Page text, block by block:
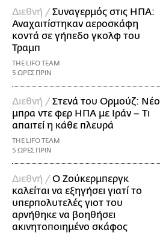
Διεθνή /Συναγερμός στις ΗΠΑ:
Αναχαιτίστηκαν αεροσκάφη
κοντά σε γήπεδο γκολφ του
Τραμπ
THE LIFO TEAM
5 ΩΡΕΣ ΠΡΙΝ
Διεθνή /Στενά του Ορμούζ: Νέο
μπρα ντε φερ ΗΠΑ με Ιράν – Τι
απαιτεί η κάθε πλευρά
THE LIFO TEAM
5 ΩΡΕΣ ΠΡΙΝ
Διεθνή /Ο Ζούκερμπεργκ
καλείται να εξηγήσει γιατί το
υπερπολυτελές γιοτ του
αρνήθηκε να βοηθήσει
ακινητοποιημένο σκάφος